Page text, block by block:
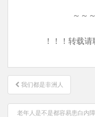
～～
！！！转载
文
章
导
我们都是非洲人
老年人是不是都容易患白内